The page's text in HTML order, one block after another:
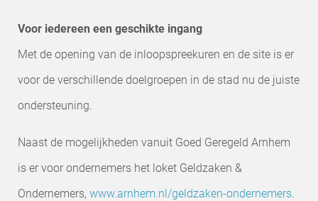
Voor iedereen een geschikte ingang
Met de opening van de inloopspreekuren en de site is er
voor de verschillende doelgroepen in de stad nu de juiste
ondersteuning.
Naast de mogelijkheden vanuit Goed Geregeld Arnhem
is er voor ondernemers het loket Geldzaken &
Ondernemers, www.arnhem.nl/geldzaken-ondernemers.